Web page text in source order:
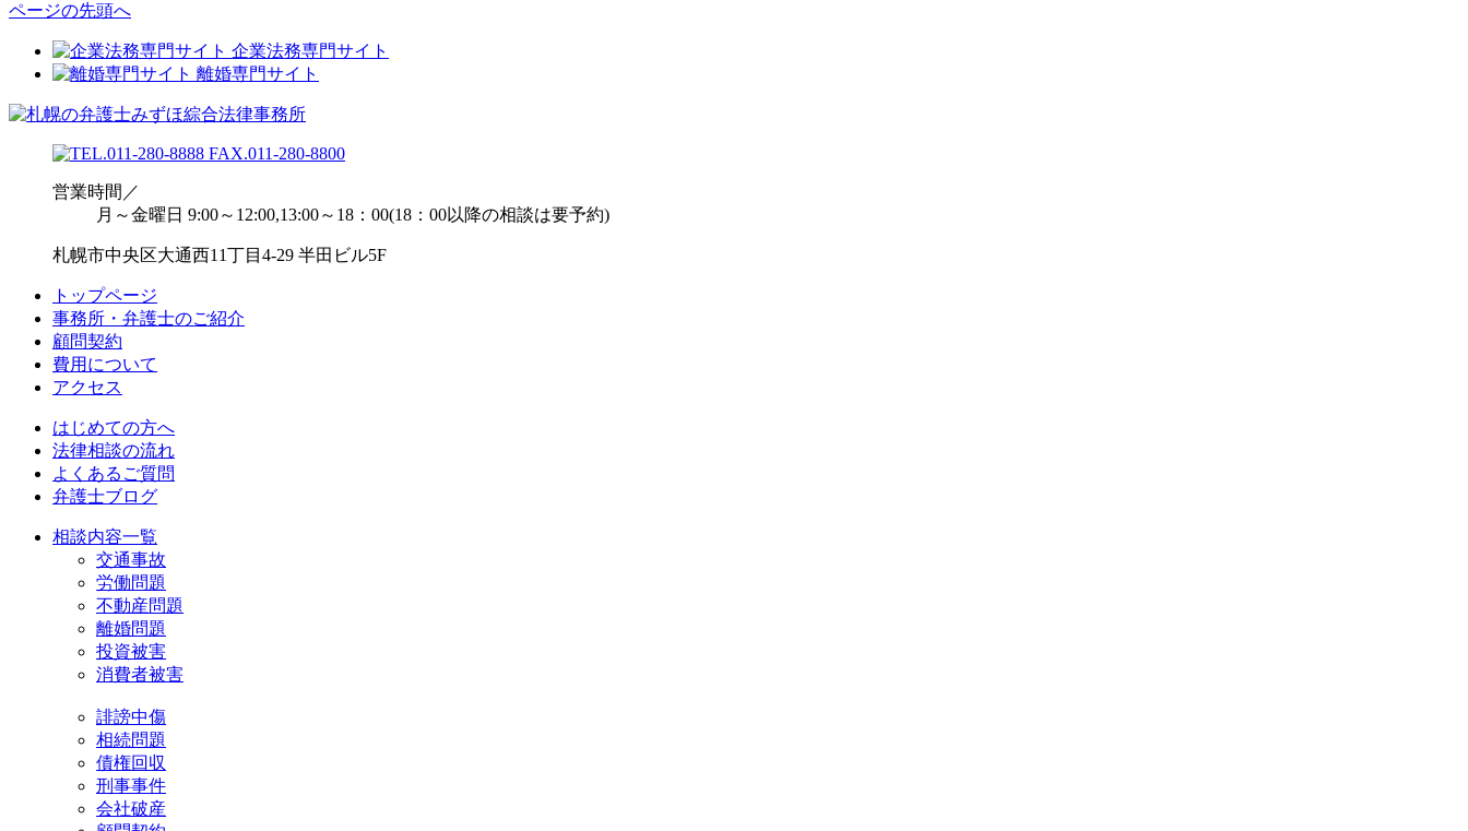
ページの先頭へ
企業法務専門サイト
離婚専門サイト
営業時間／
月～金曜日 9:00～12:00,13:00～18：00(18：00以降の相談は要予約)
札幌市中央区大通西11丁目4-29 半田ビル5F
トップページ
事務所・弁護士のご紹介
顧問契約
費用について
アクセス
はじめての方へ
法律相談の流れ
よくあるご質問
弁護士ブログ
相談内容一覧
交通事故
労働問題
不動産問題
離婚問題
投資被害
消費者被害
誹謗中傷
相続問題
債権回収
刑事事件
会社破産